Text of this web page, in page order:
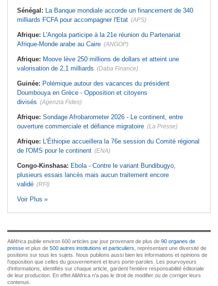
Sénégal: La Banque mondiale accorde un financement de 340
milliards FCFA pour accompagner l'Etat (APS)
Afrique: L'Angola participe à la 21e réunion du Partenariat
Afrique-Monde arabe au Caire (ANGOP)
Afrique: Moove lève 250 millions de dollars et atteint une
valorisation de 2,1 milliards (Daba Finance)
Guinée: Polémique autour des vacances du président
Doumbouya en Grèce - Opposition et citoyens
divisés (Agenzia Fides)
Afrique: Sondage Afrobarometer 2026 - Le continent, entre
ouverture commerciale et défiance migratoire (La Presse)
Afrique: L'Éthiopie accueillera la 76e session du Comité régional
de l'OMS pour le continent (ENA)
Congo-Kinshasa: Ebola - Contre le variant Bundibugyo,
plusieurs essais lancés mais aucun traitement encore
validé (RFI)
Voir Plus »
AllAfrica publie environ 600 articles par jour provenant de plus de 90 organes de
presse et plus de 500 autres institutions et particuliers , représentant une diversité de
positions sur tous les sujets. Nous publions aussi bien les informations et opinions de
l'opposition que celles du gouvernement et leurs porte-paroles. Les pourvoyeurs
d'informations, identifiés sur chaque article, gardent l'entière responsabilité éditoriale
de leur production. En effet AllAfrica n'a pas le droit de modifier ou de corriger leurs
contenus.